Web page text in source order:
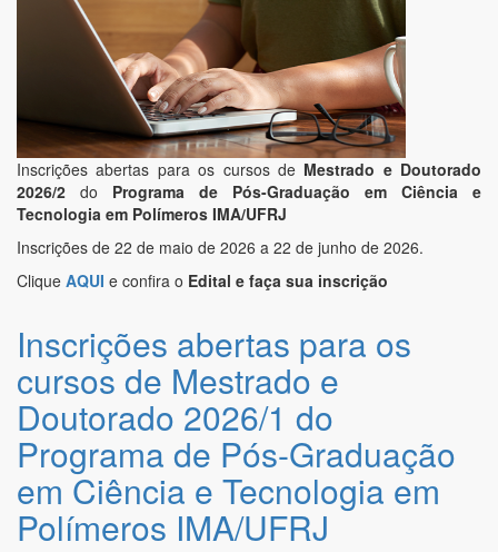
Inscrições abertas para os cursos de Mestrado e Doutorado
2026/2 do Programa de Pós-Graduação em Ciência e
Tecnologia em Polímeros IMA/UFRJ
Inscrições de 22 de maio de 2026 a 22 de junho de 2026.
Clique AQUI e confira o Edital e faça sua inscrição
Inscrições abertas para os
cursos de Mestrado e
Doutorado 2026/1 do
Programa de Pós-Graduação
em Ciência e Tecnologia em
Polímeros IMA/UFRJ